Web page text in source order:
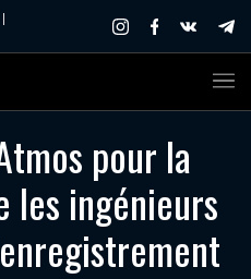
pour la
les ingénieurs